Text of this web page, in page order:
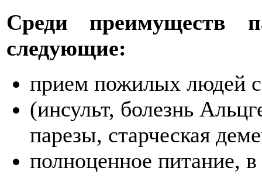
Среди преимуществ
следующие:
прием пожилых людей
(инсульт, болезнь
парезы, старческая
полноценное питание,